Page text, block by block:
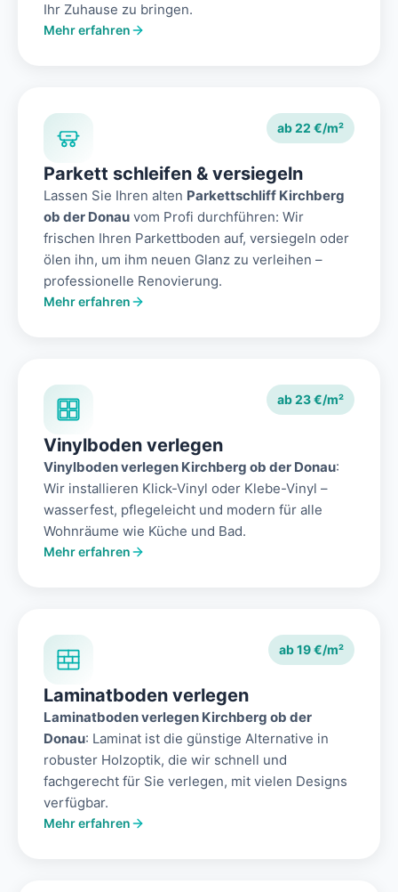
Ihr Zuhause zu bringen.
Mehr erfahren
ab 22 €/m²
Parkett schleifen & versiegeln
Lassen Sie Ihren alten Parkettschliff Kirchberg
ob der Donau vom Profi durchführen: Wir
frischen Ihren Parkettboden auf, versiegeln oder
ölen ihn, um ihm neuen Glanz zu verleihen –
professionelle Renovierung.
Mehr erfahren
ab 23 €/m²
Vinylboden verlegen
Vinylboden verlegen Kirchberg ob der Donau:
Wir installieren Klick-Vinyl oder Klebe-Vinyl –
wasserfest, pflegeleicht und modern für alle
Wohnräume wie Küche und Bad.
Mehr erfahren
ab 19 €/m²
Laminatboden verlegen
Laminatboden verlegen Kirchberg ob der
Donau: Laminat ist die günstige Alternative in
robuster Holzoptik, die wir schnell und
fachgerecht für Sie verlegen, mit vielen Designs
verfügbar.
Mehr erfahren